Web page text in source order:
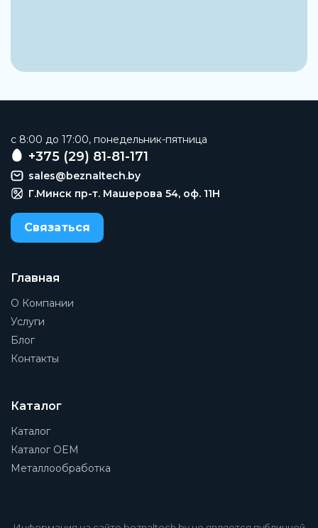
c 8:00 до 17:00, понедельник-пятница
+375 (29) 81-81-171
sales@beznaltech.by
Г.Минск пр-т. Машерова 54, оф. 11H
Связаться
Главная
О Компании
Услуги
Блог
Контакты
Каталог
Каталог
Каталог OEM
Металлообработка